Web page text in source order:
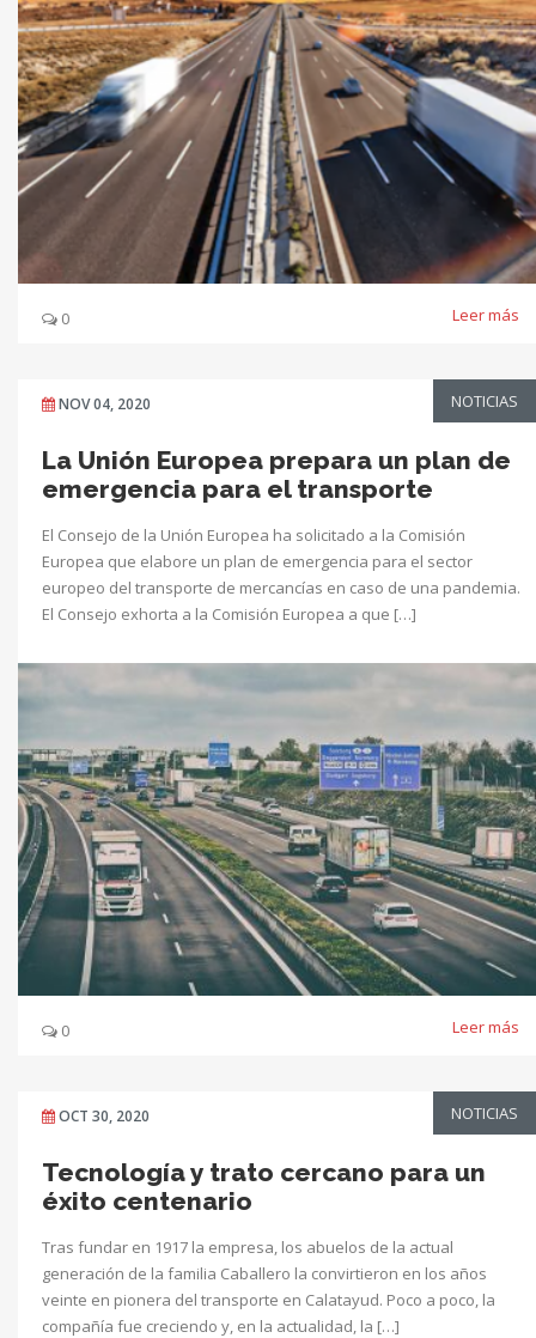
0 Leer más
NOV 04, 2020 NOTICIAS
La Unión Europea prepara un plan de
emergencia para el transporte
El Consejo de la Unión Europea ha solicitado a la Comisión
Europea que elabore un plan de emergencia para el sector
europeo del transporte de mercancías en caso de una pandemia.
El Consejo exhorta a la Comisión Europea a que […]
0 Leer más
OCT 30, 2020 NOTICIAS
Tecnología y trato cercano para un
éxito centenario
Tras fundar en 1917 la empresa, los abuelos de la actual
generación de la familia Caballero la convirtieron en los años
veinte en pionera del transporte en Calatayud. Poco a poco, la
compañía fue creciendo y, en la actualidad, la […]